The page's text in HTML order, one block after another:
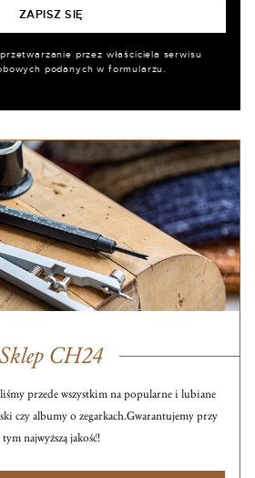
przez właściciela serwisu
podanych w formularzu.
Sklep CH24
przede wszystkim na popularne i lubiane
czy albumy o zegarkach.Gwarantujemy przy
tym najwyższą jakość!